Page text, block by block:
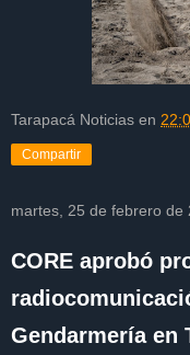
Tarapacá Noticias en
Compartir
martes, 25 de febrero de
CORE aprobó
Gendarmería en